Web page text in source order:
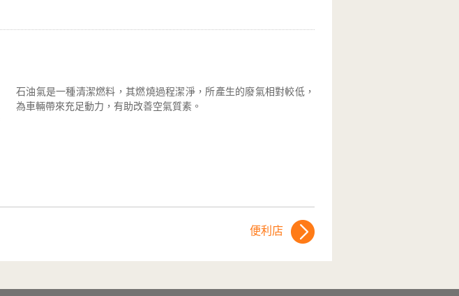
石油氣是一種清潔燃料，其燃燒過程潔淨，所產生的廢氣相對較低，
為車輛帶來充足動力，有助改善空氣質素。
便利店